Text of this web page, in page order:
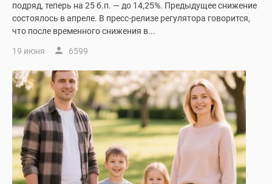
подряд, теперь на 25 б.п. — до 14,25%. Предыдущее снижение
состоялось в апреле. В пресс-релизе регулятора говорится,
что после временного снижения в...
19 июня 6599